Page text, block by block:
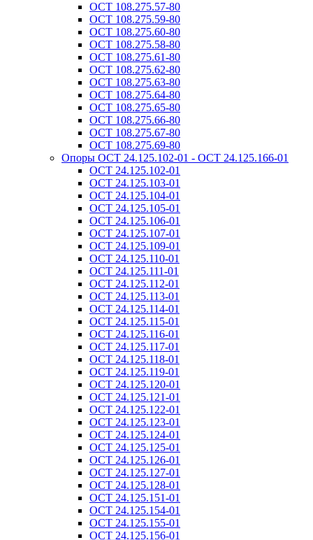
ОСТ 108.275.57-80
ОСТ 108.275.59-80
ОСТ 108.275.60-80
ОСТ 108.275.58-80
ОСТ 108.275.61-80
ОСТ 108.275.62-80
ОСТ 108.275.63-80
ОСТ 108.275.64-80
ОСТ 108.275.65-80
ОСТ 108.275.66-80
ОСТ 108.275.67-80
ОСТ 108.275.69-80
Опоры ОСТ 24.125.102-01 - ОСТ 24.125.166-01
ОСТ 24.125.102-01
ОСТ 24.125.103-01
ОСТ 24.125.104-01
ОСТ 24.125.105-01
ОСТ 24.125.106-01
ОСТ 24.125.107-01
ОСТ 24.125.109-01
ОСТ 24.125.110-01
ОСТ 24.125.111-01
ОСТ 24.125.112-01
ОСТ 24.125.113-01
ОСТ 24.125.114-01
ОСТ 24.125.115-01
ОСТ 24.125.116-01
ОСТ 24.125.117-01
ОСТ 24.125.118-01
ОСТ 24.125.119-01
ОСТ 24.125.120-01
ОСТ 24.125.121-01
ОСТ 24.125.122-01
ОСТ 24.125.123-01
ОСТ 24.125.124-01
ОСТ 24.125.125-01
ОСТ 24.125.126-01
ОСТ 24.125.127-01
ОСТ 24.125.128-01
ОСТ 24.125.151-01
ОСТ 24.125.154-01
ОСТ 24.125.155-01
ОСТ 24.125.156-01